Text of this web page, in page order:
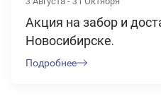
Акция на забор и
Новосибирске.
Подробнее